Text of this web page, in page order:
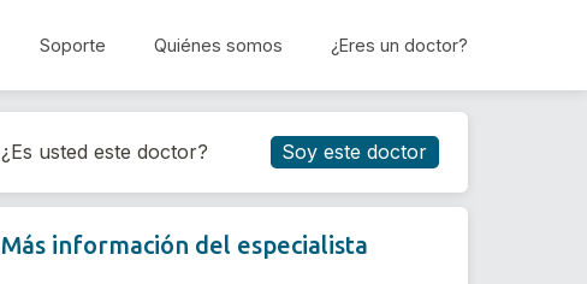
Soporte Quiénes somos ¿Eres un doctor?
Reservar cita
¿Es usted este doctor? Soy este doctor
Más información del especialista